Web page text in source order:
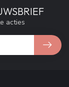
acties